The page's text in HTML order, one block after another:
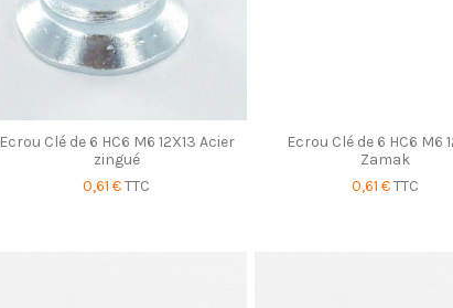
Ecrou Clé de 6 HC6 M6 12X13 Acier
zingué
0,61 €TTC
Ecrou Clé de 6 HC6 M6
Zamak
0,61 €TTC